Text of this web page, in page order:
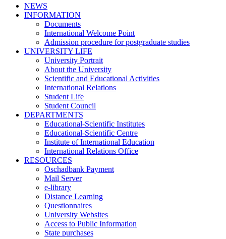
NEWS
INFORMATION
Documents
International Welcome Point
Admission procedure for postgraduate studies
UNIVERSITY LIFE
University Portrait
About the University
Scientific and Educational Activities
International Relations
Student Life
Student Council
DEPARTMENTS
Educational-Scientific Institutes
Educational-Scientific Centre
Institute of International Education
International Relations Office
RESOURCES
Oschadbank Payment
Mail Server
e-library
Distance Learning
Questionnaires
University Websites
Access to Public Information
State purchases